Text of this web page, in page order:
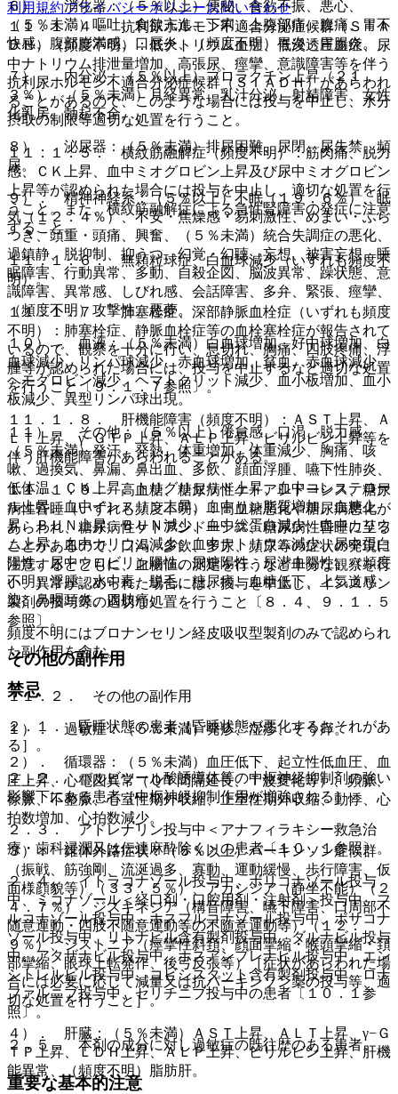
６）． 消化器：（５％以上）便秘、食欲不振、悪心、
（５％未満）嘔吐、食欲亢進、下痢、上腹部痛、腹痛、胃不
快感、腹部膨満感、口唇炎、（頻度不明）胃炎、胃腸炎。
７）． 内分泌：（５％以上）プロラクチン上昇（２１．
３％）、（５％未満）月経異常、乳汁分泌、射精障害、女性
化乳房、勃起不全。
８）． 泌尿器：（５％未満）排尿困難、尿閉、尿失禁、頻
尿。
９）． 精神神経系：（５％以上）不眠（１９．６％）、眠
気（１２．４％）、不安・焦燥感・易刺激性、めまい・ふら
つき、頭重・頭痛、興奮、（５％未満）統合失調症の悪化、
過鎮静、脱抑制、抑うつ、幻覚・幻聴、妄想、被害妄想、睡
眠障害、行動異常、多動、自殺企図、脳波異常、躁状態、意
識障害、異常感、しびれ感、会話障害、多弁、緊張、痙攣、
（頻度不明）攻撃性、悪夢。
１０）． 血液：（５％未満）白血球増加、好中球増加、白
血球減少、リンパ球減少、赤血球増加、貧血、赤血球減少、
ヘモグロビン減少、ヘマトクリット減少、血小板増加、血小
板減少、異型リンパ球出現。
１１）． その他：（５％以上）倦怠感、口渇、脱力感、
（５％未満）発汗、発熱、体重増加、体重減少、胸痛、咳
嗽、過換気、鼻漏、鼻出血、多飲、顔面浮腫、嚥下性肺炎、
低体温、ＣＫ上昇、トリグリセリド上昇、血中コレステロー
ル上昇、血中インスリン上昇、血中リン脂質増加、血糖上
昇、ＢＵＮ上昇、ＢＵＮ減少、血中総蛋白減少、血中カリウ
ム上昇、血中カリウム減少、血中ナトリウム減少、尿中蛋白
陽性、尿中ウロビリン陽性、尿糖陽性、尿潜血陽性、（頻度
不明）浮腫、水中毒、脱毛、糖尿病、血糖低下、上気道感
染、鼻咽頭炎、四肢痛。
頻度不明にはブロナンセリン経皮吸収型製剤のみで認められ
た副作用を含む。
禁忌
２．１． 昏睡状態の患者［昏睡状態が悪化するおそれがあ
る］。
２．２． バルビツール酸誘導体等の中枢神経抑制剤の強い
影響下にある患者［中枢神経抑制作用が増強される］。
２．３． アドレナリン投与中＜アナフィラキシー救急治
療・歯科浸潤又は伝達麻酔除く＞の患者〔１０．１参照〕。
２．４． イトラコナゾール投与中、ボリコナゾール投与
中、ミコナゾール＜経口剤・口腔用剤・注射剤＞投与中、フ
ルコナゾール投与中、ホスフルコナゾール投与中、ポサコナ
ゾール投与中、リトナビル含有製剤投与中、ダルナビル投与
中、アタザナビル投与中、ホスアンプレナビル投与中、エン
シトレルビル投与中、コビシスタット含有製剤投与中、ロナ
ファルニブ投与中、セリチニブ投与中の患者〔１０．１参
照〕。
２．５． 本剤の成分に対し過敏症の既往歴のある患者。
重要な基本的注意
１１．１．４． 抗利尿ホルモン不適合分泌症候群（ＳＩＡ
ＤＨ）（頻度不明）：低ナトリウム血症、低浸透圧血症、尿
中ナトリウム排泄量増加、高張尿、痙攣、意識障害等を伴う
抗利尿ホルモン不適合分泌症候群（ＳＩＡＤＨ）があらわれ
ることがあるので、このような場合には投与を中止し、水分
摂取の制限等適切な処置を行うこと。
１１．１．５． 横紋筋融解症（頻度不明）：筋肉痛、脱力
感、ＣＫ上昇、血中ミオグロビン上昇及び尿中ミオグロビン
上昇等が認められた場合には投与を中止し、適切な処置を行
うこと。また、横紋筋融解症による急性腎障害の発症に注意
すること。
１１．１．６． 無顆粒球症、白血球減少（いずれも頻度不
明）。
１１．１．７． 肺塞栓症、深部静脈血栓症（いずれも頻度
不明）：肺塞栓症、静脈血栓症等の血栓塞栓症が報告されて
いるので、観察を十分に行い、息切れ、胸痛、四肢疼痛、浮
腫等が認められた場合には、投与を中止するなど適切な処置
を行うこと〔９．１．７参照〕。
１１．１．８． 肝機能障害（頻度不明）：ＡＳＴ上昇、Ａ
ＬＴ上昇、γ−ＧＴＰ上昇、ＡＬＰ上昇、ビリルビン上昇等を
伴う肝機能障害があらわれることがある。
１１．１．９． 高血糖、糖尿病性ケトアシドーシス、糖尿
病性昏睡（いずれも頻度不明）：高血糖悪化や糖尿病悪化が
あらわれ、糖尿病性ケトアシドーシス、糖尿病性昏睡に至る
ことがあるので、口渇、多飲、多尿、頻尿等の症状の発現に
注意するとともに、血糖値の測定を行うなど十分な観察を行
い、異常が認められた場合には、投与を中止し、インスリン
製剤の投与等の適切な処置を行うこと〔８．４、９．１．５
参照〕。
その他の副作用
１１．２． その他の副作用
１）． 過敏症：（５％未満）発疹、湿疹、そう痒。
２）． 循環器：（５％未満）血圧低下、起立性低血圧、血
圧上昇、心電図異常（ＱＴ間隔延長、Ｔ波変化等）、頻脈、
徐脈、不整脈、心室性期外収縮、上室性期外収縮、動悸、心
拍数増加、心拍数減少。
３）． 錐体外路症状：（５％以上）パーキンソン症候群
（振戦、筋強剛、流涎過多、寡動、運動緩慢、歩行障害、仮
面様顔貌等）（３３．５％）、アカシジア（静坐不能）（２
４．７％）、ジスキネジア（構音障害、嚥下障害、口周部不
随意運動・四肢不随意運動等の不随意運動等）（１２．
９％）、ジストニア（痙攣性斜頚、顔面攣縮・喉頭攣縮・頚
部攣縮、眼球上転発作、後弓反張等）［症状があらわれた場
合には必要に応じて減量又は抗パーキンソン薬の投与等、適
切な処置を行うこと］。
４）． 肝臓：（５％未満）ＡＳＴ上昇、ＡＬＴ上昇、γ−Ｇ
ＴＰ上昇、ＬＤＨ上昇、ＡＬＰ上昇、ビリルビン上昇、肝機
能異常、（頻度不明）脂肪肝。
利用規約プライバシーポリシーお問い合わせ